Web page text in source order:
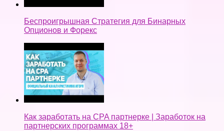
Беспроигрышная Стратегия для Бинарных
Опционов и Форекс
Как заработать на CPA партнерке | Заработок на
партнерских программах 18+